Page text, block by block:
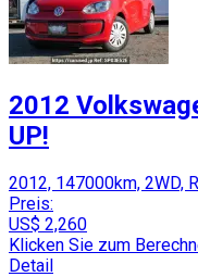
2012
UP!
2012, 147000km, 2WD,
Preis:
US$ 2,260
Klicken Sie zum
Detail